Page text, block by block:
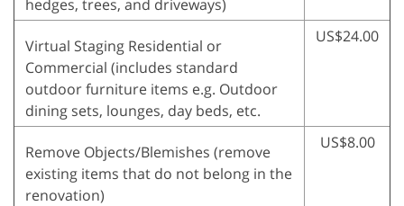
hedges, trees, and driveways)
Virtual Staging Residential or
Commercial (includes standard
outdoor furniture items e.g. Outdoor
dining sets, lounges, day beds, etc.
US$24.00
Remove Objects/Blemishes (remove
existing items that do not belong in the
renovation)
US$8.00